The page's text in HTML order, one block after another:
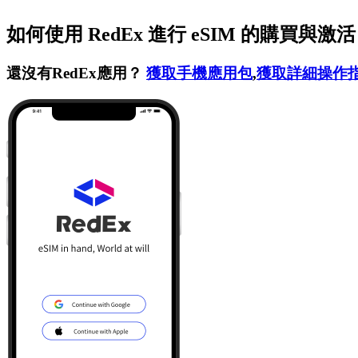
如何使用 RedEx 進行 eSIM 的購買與激活
還沒有RedEx應用？ 獲取手機應用包,獲取詳細操作